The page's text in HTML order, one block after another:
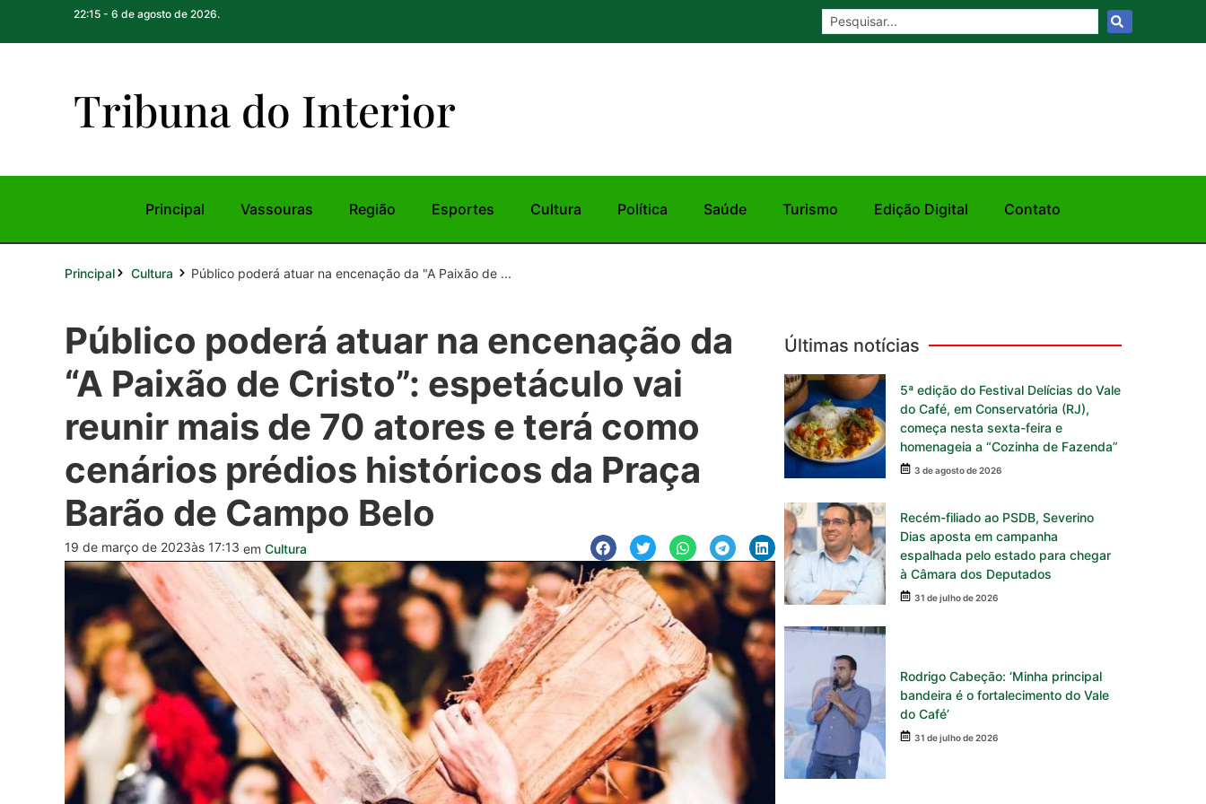
22:15 - 6 de agosto de 2026.
Tribuna do Interior
Principal Vassouras Região Esportes Cultura Política Saúde Turismo Edição Digital Contato
Principal Cultura Público poderá atuar na encenação da "A Paixão de ...
Público poderá atuar na encenação da
“A Paixão de Cristo”: espetáculo vai
reunir mais de 70 atores e terá como
cenários prédios históricos da Praça
Barão de Campo Belo
19 de março de 2023às 17:13 em Cultura
Últimas notícias
5ª edição do Festival Delícias do Vale
do Café, em Conservatória (RJ),
começa nesta sexta-feira e
homenageia a “Cozinha de Fazenda”
3 de agosto de 2026
Recém-filiado ao PSDB, Severino
Dias aposta em campanha
espalhada pelo estado para chegar
à Câmara dos Deputados
31 de julho de 2026
Rodrigo Cabeção: ‘Minha principal
bandeira é o fortalecimento do Vale
do Café’
31 de julho de 2026